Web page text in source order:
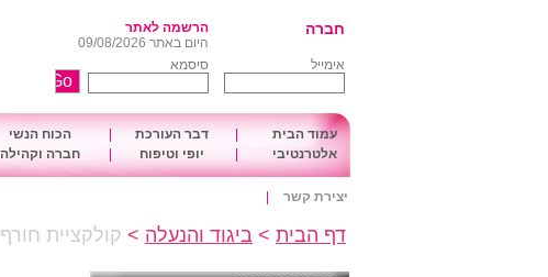
חברה
הרשמה לאתר
היום באתר 09/08/2026
אימייל
סיסמא
עמוד הבית דבר העורכת הכוח הנשי
אלטרנטיבי
יופי וטיפוח חברה וקהילה
יצירת קשר
דף הבית > ביגוד והנעלה > קולקציית חורף 2015-16 לאופנת 'הגרה'